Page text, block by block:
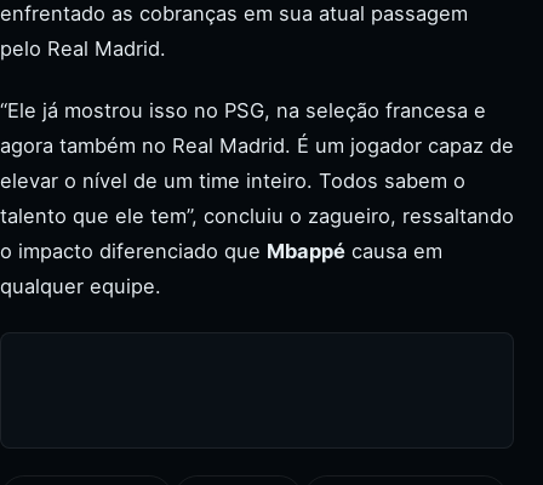
enfrentado as cobranças em sua atual passagem
pelo Real Madrid.
“Ele já mostrou isso no PSG, na seleção francesa e
agora também no Real Madrid. É um jogador capaz de
elevar o nível de um time inteiro. Todos sabem o
talento que ele tem”, concluiu o zagueiro, ressaltando
o impacto diferenciado que Mbappé causa em
qualquer equipe.